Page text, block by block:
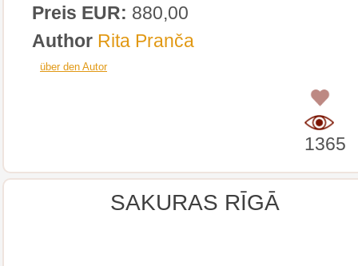
Preis EUR: 880,00
Author Rita Pranča
über den Autor
1365
SAKURAS RĪGĀ